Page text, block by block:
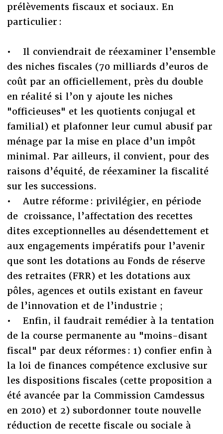
prélèvements fiscaux et sociaux. En
particulier :
• Il conviendrait de réexaminer l’ensemble
des niches fiscales (70 milliards d’euros de
coût par an officiellement, près du double
en réalité si l’on y ajoute les niches
"officieuses" et les quotients conjugal et
familial) et plafonner leur cumul abusif par
ménage par la mise en place d’un impôt
minimal. Par ailleurs, il convient, pour des
raisons d’équité, de réexaminer la fiscalité
sur les successions.
• Autre réforme : privilégier, en période
de croissance, l’affectation des recettes
dites exceptionnelles au désendettement et
aux engagements impératifs pour l’avenir
que sont les dotations au Fonds de réserve
des retraites (FRR) et les dotations aux
pôles, agences et outils existant en faveur
de l’innovation et de l’industrie ;
• Enfin, il faudrait remédier à la tentation
de la course permanente au "moins-disant
fiscal" par deux réformes : 1) confier enfin à
la loi de finances compétence exclusive sur
les dispositions fiscales (cette proposition a
été avancée par la Commission Camdessus
en 2010) et 2) subordonner toute nouvelle
réduction de recette fiscale ou sociale à